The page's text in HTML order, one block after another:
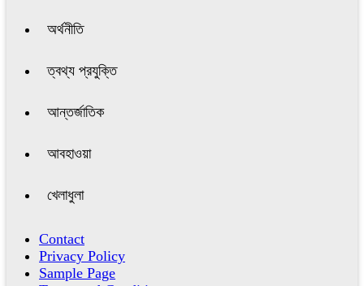
অর্থনীতি
ত্বথ্য প্রযুক্তি
আন্তর্জাতিক
আবহাওয়া
খেলাধুলা
Contact
Privacy Policy
Sample Page